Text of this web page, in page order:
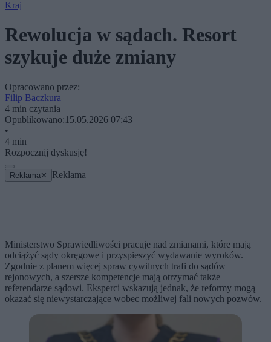
Kraj
Rewolucja w sądach. Resort
szykuje duże zmiany
Opracowano przez:
Filip Baczkura
4 min czytania
Opublikowano:15.05.2026 07:43
•
4 min
Rozpocznij dyskusję!
Reklama ✕ Reklama
Ministerstwo Sprawiedliwości pracuje nad zmianami, które mają
odciążyć sądy okręgowe i przyspieszyć wydawanie wyroków.
Zgodnie z planem więcej spraw cywilnych trafi do sądów
rejonowych, a szersze kompetencje mają otrzymać także
referendarze sądowi. Eksperci wskazują jednak, że reformy mogą
okazać się niewystarczające wobec możliwej fali nowych pozwów.